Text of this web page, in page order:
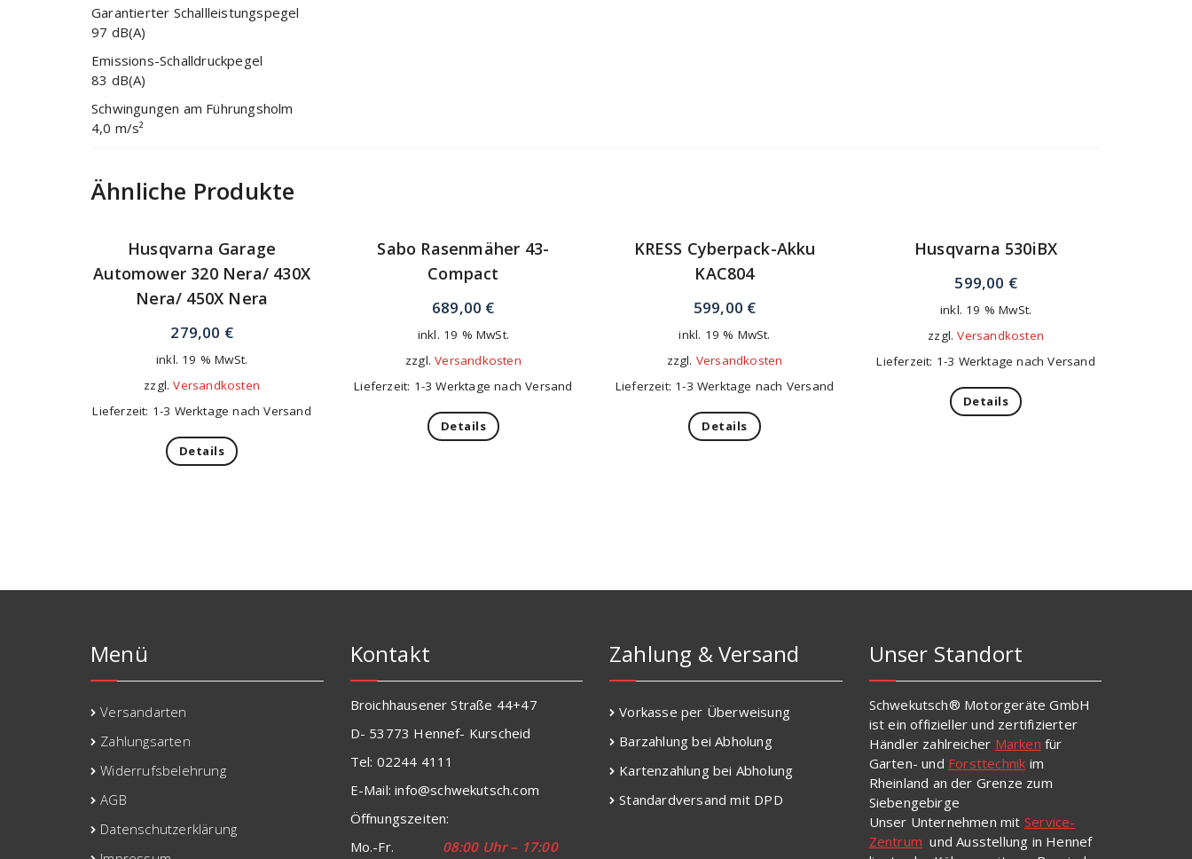
Garantierter Schallleistungspegel
97 dB(A)
Emissions-Schalldruckpegel
83 dB(A)
Schwingungen am Führungsholm
4,0 m/s²
Ähnliche Produkte
Husqvarna Garage
Automower 320 Nera/ 430X
Nera/ 450X Nera
279,00 €
inkl. 19 % MwSt.
zzgl.Versandkosten
Lieferzeit: 1-3 Werktage nach Versand
Details
Sabo Rasenmäher 43-
Compact
689,00 €
inkl. 19 % MwSt.
zzgl.Versandkosten
Lieferzeit: 1-3 Werktage nach Versand
Details
KRESS Cyberpack-Akku
KAC804
599,00 €
inkl. 19 % MwSt.
zzgl. Versandkosten
Lieferzeit: 1-3 Werktage nach Versand
Details
Husqvarna 530iBX
599,00 €
inkl. 19 % MwSt.
zzgl.Versandkosten
Lieferzeit: 1-3 Werktage nach Versand
Details
Menü
Versandarten
Zahlungsarten
Widerrufsbelehrung
AGB
Datenschutzerklärung
Kontakt
Broichhausener Straße 44+47
D- 53773 Hennef- Kurscheid
Tel: 02244 4111
E-Mail: info@schwekutsch.com
Öffnungszeiten:
Mo.-Fr. 08:00 Uhr – 17:00
Zahlung & Versand
Vorkasse per Überweisung
Barzahlung bei Abholung
Kartenzahlung bei Abholung
Standardversand mit DPD
Unser Standort
Schwekutsch® Motorgeräte GmbH
ist ein offizieller und zertifizierter
Händler zahlreicher Marken für
Garten- und Forsttechnik im
Rheinland an der Grenze zum
Siebengebirge
Unser Unternehmen mit Service-
Zentrum und Ausstellung in Hennef